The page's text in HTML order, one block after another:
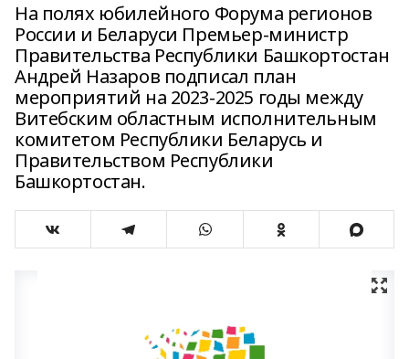
На полях юбилейного Форума регионов
России и Беларуси Премьер-министр
Правительства Республики Башкортостан
Андрей Назаров подписал план
мероприятий на 2023-2025 годы между
Витебским областным исполнительным
комитетом Республики Беларусь и
Правительством Республики
Башкортостан.